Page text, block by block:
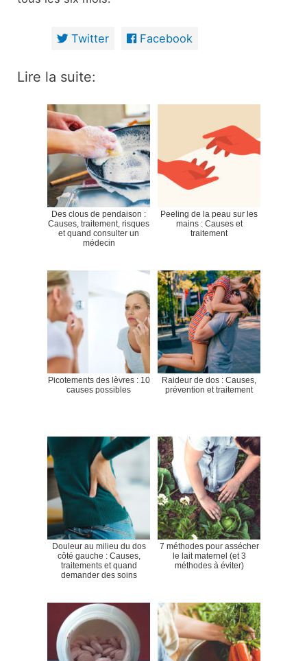
Twitter Facebook
Lire la suite:
Des clous de pendaison :
Causes, traitement, risques
et quand consulter un
médecin
Peeling de la peau sur les
mains : Causes et
traitement
Picotements des lèvres : 10
causes possibles
Raideur de dos : Causes,
prévention et traitement
Douleur au milieu du dos
côté gauche : Causes,
traitements et quand
demander des soins
7 méthodes pour assécher
le lait maternel (et 3
méthodes à éviter)